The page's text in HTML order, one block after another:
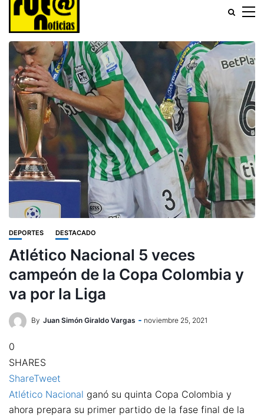
DEPORTES DESTACADO
Atlético Nacional 5 veces
campeón de la Copa Colombia y
va por la Liga
By Juan Simón Giraldo Vargas noviembre 25, 2021
0
SHARES
ShareTweet
Atlético Nacional ganó su quinta Copa Colombia y
ahora prepara su primer partido de la fase final de la